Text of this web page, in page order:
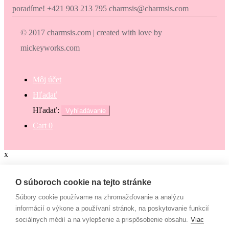
poradíme! +421 903 213 795 charmsis@charmsis.com
© 2017 charmsis.com | created with love by
mickeyworks.com
Môj účet
Hľadať
Hľadať:
Vyhľadávanie
Cart 0
x
Zaokrúhli svoj nákup
Zaokrúhli svoj nákup a prispej na dobrú vec. Občianske združenie
Mamy v pohybe pomáha osamelým mamám, ktoré nemajú to šťastie
– mať pri sebe manžela, partnera či blízku rodinu, ktorí by im vedeli
O súboroch cookie na tejto stránke
Súbory cookie používame na zhromažďovanie a analýzu
informácií o výkone a používaní stránok, na poskytovanie funkcií
sociálnych médií a na vylepšenie a prispôsobenie obsahu. Viac